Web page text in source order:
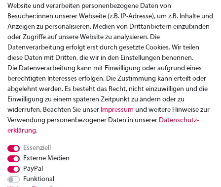
Zahlung
Rücksendung
Datenschutzerklärung
AGB
Website und verarbeiten personenbezogene Daten von
Besucher:innen unserer Webseite (z.B. IP-Adresse), um z.B. Inhalte und
Anzeigen zu personalisieren, Medien von Drittanbietern einzubinden
oder Zugriffe auf unsere Website zu analysieren. Die
Datenverarbeitung erfolgt erst durch gesetzte Cookies. Wir teilen
diese Daten mit Dritten, die wir in den Einstellungen benennen.
Die Datenverarbeitung kann mit Einwilligung oder aufgrund eines
berechtigten Interesses erfolgen. Die Zustimmung kann erteilt oder
abgelehnt werden. Es besteht das Recht, nicht einzuwilligen und die
Einwilligung zu einem späteren Zeitpunkt zu ändern oder zu
widerrufen. Beachten Sie unser Impressum und weitere Hinweise zur
Verwendung personenbezogener Daten in unserer Daten­schutz­
erklärung.
Essenziell
Externe Medien
PayPal
Funktional